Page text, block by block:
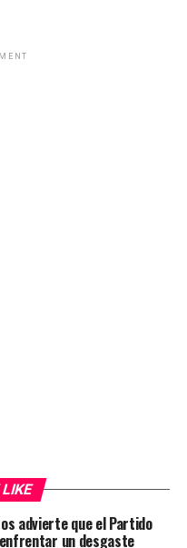
LIKE
advierte que el Partido
un desgaste